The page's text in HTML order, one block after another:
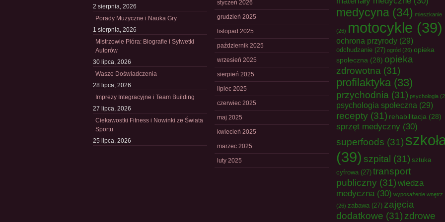
2 sierpnia, 2026
Porady Muzyczne i Nauka Gry
1 sierpnia, 2026
Mistrzowie Pióra: Biografie i Sylwetki
Autorów
30 lipca, 2026
Wasze Doświadczenia
28 lipca, 2026
Imprezy Integracyjne i Team Building
27 lipca, 2026
Ciekawostki Fitness i Nowinki ze Świata
Sportu
25 lipca, 2026
styczeń 2026
grudzień 2025
listopad 2025
październik 2025
wrzesień 2025
sierpień 2025
lipiec 2025
czerwiec 2025
maj 2025
kwiecień 2025
marzec 2025
luty 2025
medycyna (34) mieszkanie
(26) motocykle (39)
ochrona przyrody (29)
odchudzanie (27) ogród (26) opieka
społeczna (28) opieka
zdrowotna (31)
profilaktyka (33)
przychodnia (31) psychologia
psychologia społeczna (29)
recepty (31) rehabilitacja (28)
sprzęt medyczny (30)
superfoods (31)
(39) szpital (31) sztuka
cyfrowa (27) transport
publiczny (31) wiedza
medyczna(30) wyposażenie wnętrz
(26) zabawa (27) zajęcia
dodatkowe (31) zdrowe